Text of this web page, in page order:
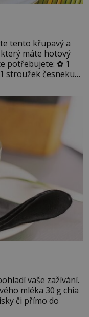
tento křupavý a
máte hotový
potřebujete: ✿ 1
stroužek česneku
1 lžičku cukru ✿ 1
vaše zažívání.